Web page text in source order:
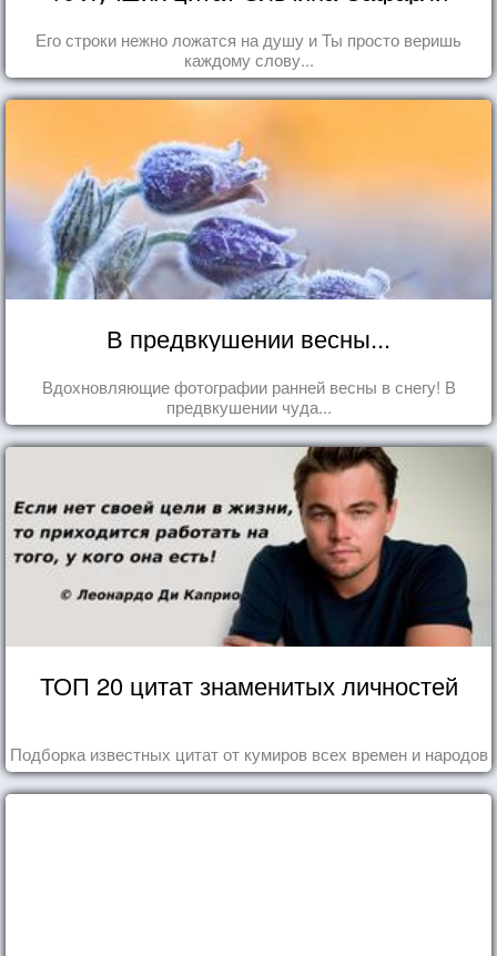
Его строки нежно ложатся на душу и Ты просто веришь
каждому слову...
В предвкушении весны...
Вдохновляющие фотографии ранней весны в снегу! В
предвкушении чуда...
ТОП 20 цитат знаменитых личностей
Подборка известных цитат от кумиров всех времен и народов